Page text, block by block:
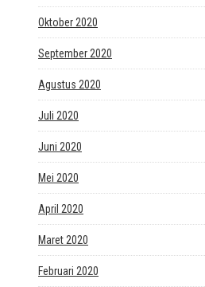
Oktober 2020
September 2020
Agustus 2020
Juli 2020
Juni 2020
Mei 2020
April 2020
Maret 2020
Februari 2020